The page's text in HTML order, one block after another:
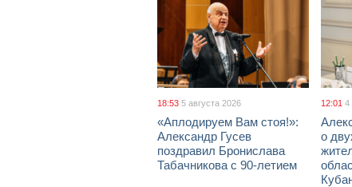
18:53 5 августа 2026
«Аплодируем Вам стоя!»:
Александр Гусев
поздравил Бронислава
Табачникова с 90-летием
12:01 4
о